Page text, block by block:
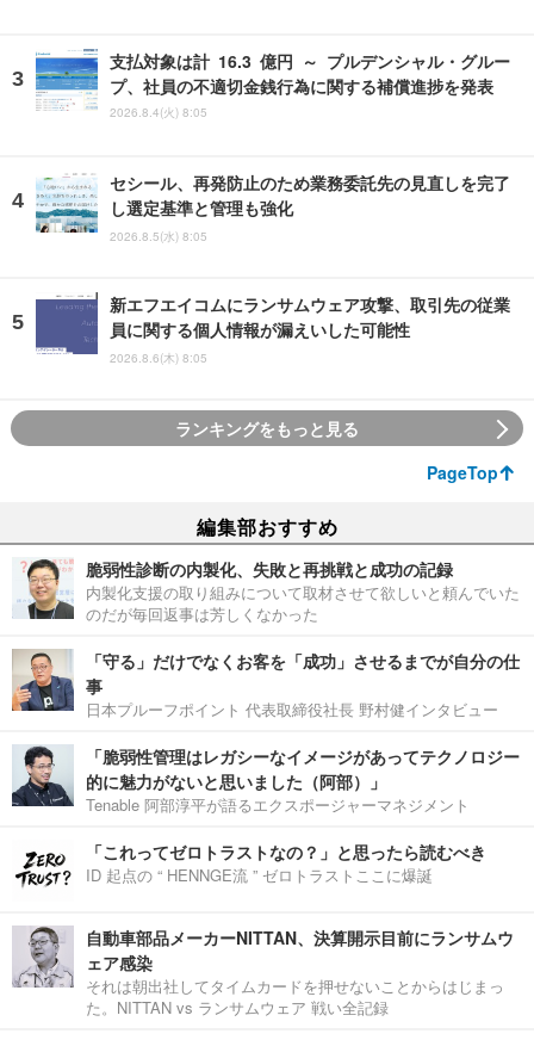
支払対象は計 16.3 億円 ～ プルデンシャル・グルー
プ、社員の不適切金銭行為に関する補償進捗を発表
2026.8.4(火) 8:05
セシール、再発防止のため業務委託先の見直しを完了
し選定基準と管理も強化
2026.8.5(水) 8:05
新エフエイコムにランサムウェア攻撃、取引先の従業
員に関する個人情報が漏えいした可能性
2026.8.6(木) 8:05
ランキングをもっと見る
PageTop
編集部おすすめ
脆弱性診断の内製化、失敗と再挑戦と成功の記録
内製化支援の取り組みについて取材させて欲しいと頼んでいた
のだが毎回返事は芳しくなかった
「守る」だけでなくお客を「成功」させるまでが自分の仕
事
日本プルーフポイント 代表取締役社長 野村健インタビュー
「脆弱性管理はレガシーなイメージがあってテクノロジー
的に魅力がないと思いました（阿部）」
Tenable 阿部淳平が語るエクスポージャーマネジメント
「これってゼロトラストなの？」と思ったら読むべき
ID 起点の “ HENNGE流 ” ゼロトラストここに爆誕
自動車部品メーカーNITTAN、決算開示目前にランサムウ
ェア感染
それは朝出社してタイムカードを押せないことからはじまっ
た。NITTAN vs ランサムウェア 戦い全記録